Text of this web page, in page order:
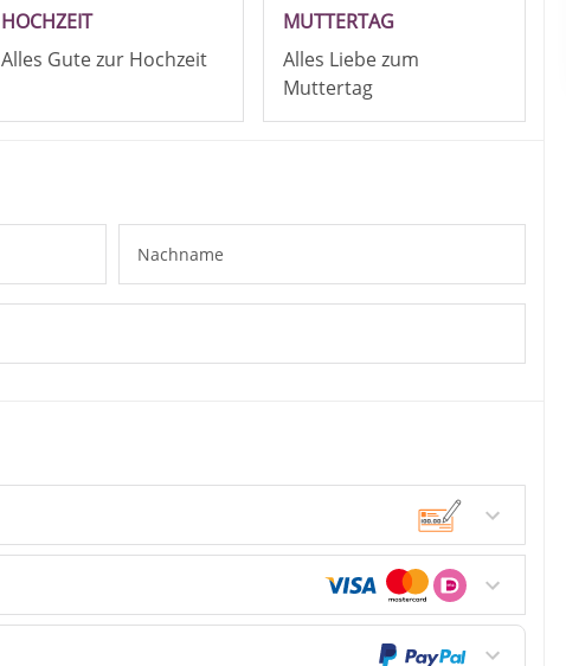
HOCHZEIT
Alles Gute zur Hochzeit
MUTTERTAG
Alles Liebe zum
Muttertag